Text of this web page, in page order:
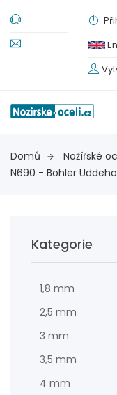
Domů Nožířské
N690 - Böhler
Kategorie
1,8 mm
2,5 mm
3 mm
3,5 mm
4 mm